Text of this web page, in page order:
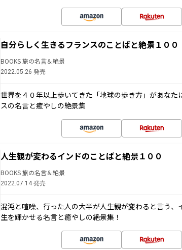
自分らしく生きるフランスのことばと絶景１００
BOOKS 旅の名言＆絶景
2022.05.26 発売
世界を４０年以上歩いてきた「地球の歩き方」があな
スの名言と癒やしの絶景集
人生観が変わるインドのことばと絶景１００
BOOKS 旅の名言＆絶景
2022.07.14 発売
混沌と喧噪、行った人の大半が人生観が変わると言う
生を輝かせる名言と癒やしの絶景集！